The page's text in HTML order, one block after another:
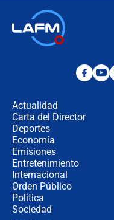
Actualidad
Carta del Director
Deportes
Economía
Emisiones
Entretenimiento
Internacional
Orden Público
Política
Sociedad